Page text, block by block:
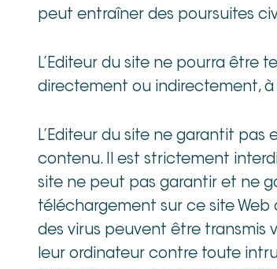
peut entraîner des poursuites
L’Editeur du site ne pourra être
directement ou indirectement, à
L’Editeur du site ne garantit
contenu. Il est strictement
site ne peut pas garantir et ne
téléchargement sur ce site Web
des virus peuvent être transmis
leur ordinateur contre toute